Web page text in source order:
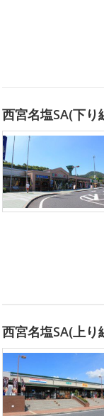
西宮名塩SA(下り
西宮名塩SA(上り